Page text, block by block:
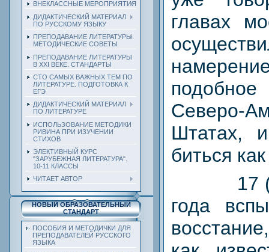
ВНЕКЛАССНЫЕ МЕРОПРИЯТИЯ
ДИДАКТИЧЕСКИЙ МАТЕРИАЛ
ПО РУССКОМУ ЯЗЫКУ
ПРЕПОДАВАНИЕ ЛИТЕРАТУРЫ.
МЕТОДИЧЕСКИЕ СОВЕТЫ
ПРЕПОДАВАНИЕ ЛИТЕРАТУРЫ
В XXI ВЕКЕ. СТАНДАРТЫ
СТО САМЫХ ВАЖНЫХ ТЕМ ПО
ЛИТЕРАТУРЕ. ПОДГОТОВКА К
ЕГЭ
ДИДАКТИЧЕСКИЙ МАТЕРИАЛ
ПО ЛИТЕРАТУРЕ
ИСПОЛЬЗОВАНИЕ МЕТОДИКИ
РИВИНА ПРИ ИЗУЧЕНИИ
СТИХОВ
ЭЛЕКТИВНЫЙ КУРС
"ЗАРУБЕЖНАЯ ЛИТЕРАТУРА".
10-11 КЛАССЫ
ЧИТАЕТ АВТОР
НОВЫЙ ОБРАЗОВАТЕЛЬНЫЙ
СТАНДАРТ
ПОСОБИЯ И МЕТОДИЧКИ ДЛЯ
ПРЕПОДАВАТЕЛЕЙ РУССКОГО
ЯЗЫКА
главах
Северо-
Штатах,
биться
17
года